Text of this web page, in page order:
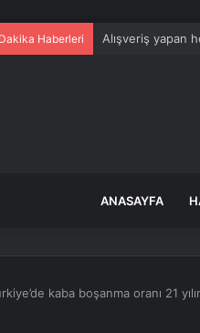
Haberleri Alışveriş yapan
ANASAYFA
kaba boşanma oranı 21